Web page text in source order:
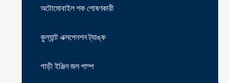
অটোমোবাইল শক শোষণকারী
কুল্যান্ট এক্সপেনশন ট্যাঙ্ক
গাড়ী ইঞ্জিন জল পাম্প